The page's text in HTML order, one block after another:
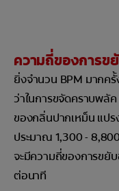
ความถี่ของการข
ยิ่งจำนวน BPM มากค
ว่าในการขจัดคราบพลั
ของกลิ่นปากเหม็น แป
ประมาณ 1,300 -
จะมีความถี่ของการขยั
ต่อนาที